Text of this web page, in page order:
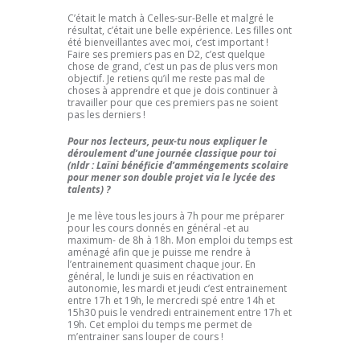
C’était le match à Celles-sur-Belle et malgré le
résultat, c’était une belle expérience. Les filles ont
été bienveillantes avec moi, c’est important !
Faire ses premiers pas en D2, c’est quelque
chose de grand, c’est un pas de plus vers mon
objectif. Je retiens qu’il me reste pas mal de
choses à apprendre et que je dois continuer à
travailler pour que ces premiers pas ne soient
pas les derniers !
Pour nos lecteurs, peux-tu nous expliquer le
déroulement d’une journée classique pour toi
(nldr : Laïni bénéficie d’amméngements scolaire
pour mener son double projet via le lycée des
talents) ?
Je me lève tous les jours à 7h pour me préparer
pour les cours donnés en général -et au
maximum- de 8h à 18h. Mon emploi du temps est
aménagé afin que je puisse me rendre à
l’entrainement quasiment chaque jour. En
général, le lundi je suis en réactivation en
autonomie, les mardi et jeudi c’est entrainement
entre 17h et 19h, le mercredi spé entre 14h et
15h30 puis le vendredi entrainement entre 17h et
19h. Cet emploi du temps me permet de
m’entrainer sans louper de cours !